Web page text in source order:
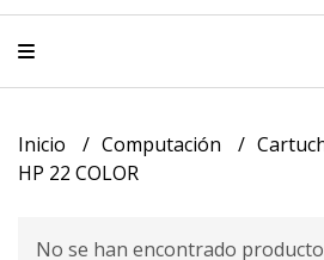
Inicio Computación
HP 22 COLOR
No se han encontrado